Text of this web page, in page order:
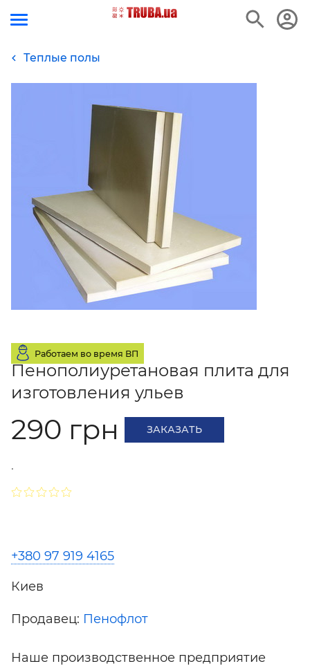
Теплые полы
Работаем во время ВП
Пенополиуретановая плита для
изготовления ульев
290 грн ЗАКАЗАТЬ
.
+380 97 919 4165
Киев
Продавец: Пенофлот
Наше производственное предприятие